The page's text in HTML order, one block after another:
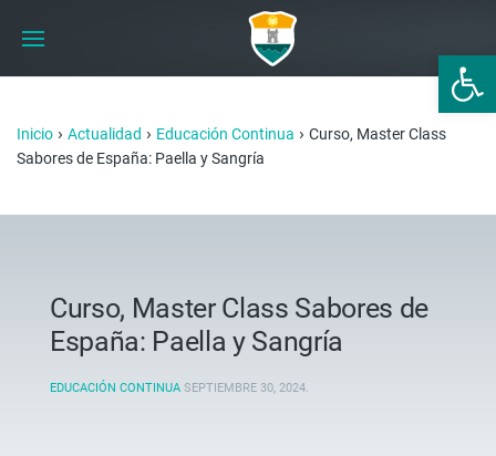
Abrir
Inicio › Actualidad › Educación Continua › Curso, Master Class
Sabores de España: Paella y Sangría
Curso, Master Class Sabores de
España: Paella y Sangría
EDUCACIÓN CONTINUA SEPTIEMBRE 30, 2024.